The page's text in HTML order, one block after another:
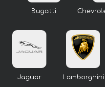
Bugatti
Jaguar Lamborghini